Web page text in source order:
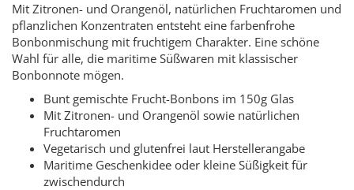
Mit Zitronen- und Orangenöl, natürlichen Fruchtaromen und
pflanzlichen Konzentraten entsteht eine farbenfrohe
Bonbonmischung mit fruchtigem Charakter. Eine schöne
Wahl für alle, die maritime Süßwaren mit klassischer
Bonbonnote mögen.
Bunt gemischte Frucht-Bonbons im 150g Glas
Mit Zitronen- und Orangenöl sowie natürlichen
Fruchtaromen
Vegetarisch und glutenfrei laut Herstellerangabe
Maritime Geschenkidee oder kleine Süßigkeit für
zwischendurch